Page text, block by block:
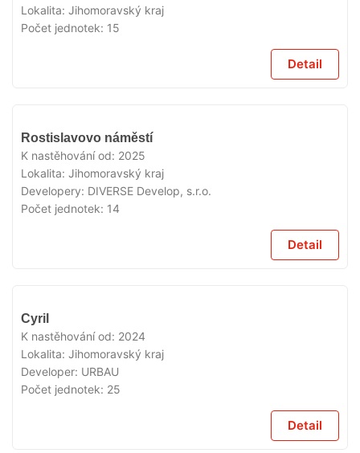
Lokalita: Jihomoravský kraj
Počet jednotek: 15
Detail
Rostislavovo náměstí
K nastěhování od: 2025
Lokalita: Jihomoravský kraj
Developery: DIVERSE Develop, s.r.o.
Počet jednotek: 14
Detail
Cyril
K nastěhování od: 2024
Lokalita: Jihomoravský kraj
Developer: URBAU
Počet jednotek: 25
Detail